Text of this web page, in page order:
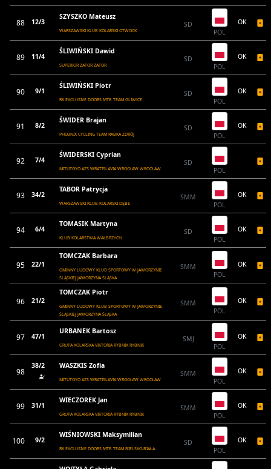
88 12/3
SZYSZKO Mateusz
WARSZAWSKI KLUB KOLARSKI OTWOCK
SD
POL
OK
89 11/4
ŚLIWIŃSKI Dawid
SUPERIOR ZATOR ZATOR
SD
POL
OK
90 9/1
ŚLIWIŃSKI Piotr
RK EXCLUSIVE DOORS MTB TEAM GLIWICE
SD
POL
OK
91 8/2
ŚWIDER Brajan
PHO3NIX CYCLING TEAM RABKA ZDRÓJ
SD
POL
OK
92 7/4
ŚWIDERSKI Cyprian
MITUTOYO AZS WRATISLAVIA WROCŁAW WROCŁAW
SD
POL
93 34/2
TABOR Patrycja
WARSZAWSKI KLUB KOLARSKI DĘBE
SMM
POL
OK
94 6/4
TOMASIK Martyna
KLUB KOLARSTWA WAŁBRZYCH
SD
POL
OK
95 22/1
TOMCZAK Barbara
GMINNY LUDOWY KLUB SPORTOWY W JAWORZYNIE
ŚLĄSKIEJ JAWORZYNA ŚLĄSKA
SMM
POL
OK
96 21/2
TOMCZAK Piotr
GMINNY LUDOWY KLUB SPORTOWY W JAWORZYNIE
ŚLĄSKIEJ JAWORZYNA ŚLĄSKA
SMM
POL
OK
97 47/1
URBANEK Bartosz
GRUPA KOLARSKA VIKTORIA RYBNIK RYBNIK
SMJ
POL
OK
98
38/2 WASZKIS Zofia
MITUTOYO AZS WRATISLAVIA WROCŁAW WROCŁAW
SMM
POL
OK
99 31/1
WIECZOREK Jan
GRUPA KOLARSKA VIKTORIA RYBNIK RYBNIK
SMM
POL
OK
100 9/2
WIŚNIOWSKI Maksymilian
RK EXCLUSIVE DOORS MTB TEAM BIELSKO-BIAŁA
SD
POL
OK